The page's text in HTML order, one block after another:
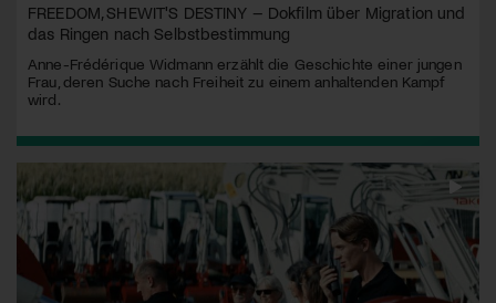
FREEDOM, SHEWIT'S DESTINY – Dokfilm über Migration und
das Ringen nach Selbstbestimmung
Anne-Frédérique Widmann erzählt die Geschichte einer jungen
Frau, deren Suche nach Freiheit zu einem anhaltenden Kampf
wird.